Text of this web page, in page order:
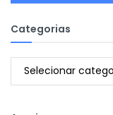
Categorias
Categorias